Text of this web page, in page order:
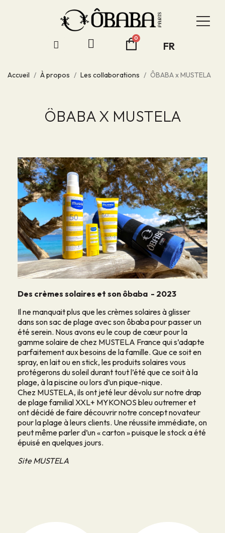
FR
Accueil À propos Les collaborations ÔBABA x MUSTELA
ÔBABA X MUSTELA
Des crèmes solaires et son ôbaba - 2023
Il ne manquait plus que les crèmes solaires à glisser
dans son sac de plage avec son ôbaba pour passer un
été serein. Nous avons eu le coup de cœur pour la
gamme solaire de chez MUSTELA France qui s’adapte
parfaitement aux besoins de la famille. Que ce soit en
spray, en lait ou en stick, les produits solaires vous
protégerons du soleil durant tout l’été que ce soit à la
plage, à la piscine ou lors d’un pique-nique.
Chez MUSTELA, ils ont jeté leur dévolu sur notre drap
de plage familial XXL+ MYKONOS bleu outremer et
ont décidé de faire découvrir notre concept novateur
pour la plage à leurs clients. Une réussite immédiate, on
peut même parler d’un « carton » puisque le stock a été
épuisé en quelques jours.
Site MUSTELA